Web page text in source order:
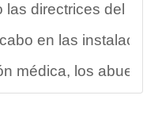
las directrices del
en las
médica, los abuelos